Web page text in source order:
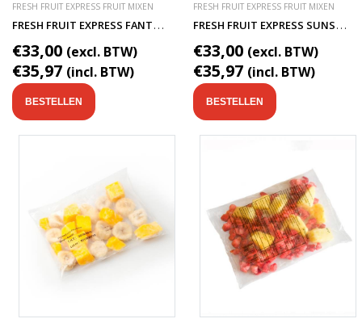
FRESH FRUIT EXPRESS FRUIT MIXEN
F
RESH FRUIT EXPRESS FANTASY SMOOTHIE FRUITMIX
€33,00 (excl. BTW)
€35,97 (incl. BTW)
BESTELLEN
FRESH FRUIT EXPRESS FRUIT MIXEN
F
RESH FRUIT EXPRESS SUNSET SMOOTHIE FRUITMIX
€33,00 (excl. BTW)
€35,97 (incl. BTW)
BESTELLEN